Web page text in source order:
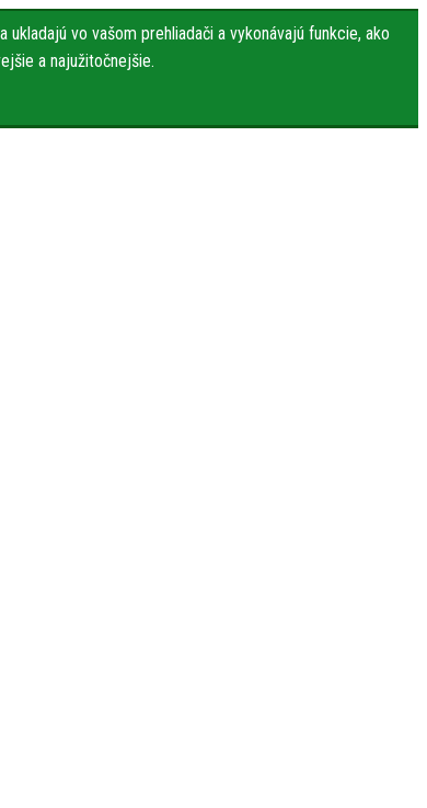
vo vašom prehliadači a vykonávajú funkcie, ako
a najužitočnejšie.